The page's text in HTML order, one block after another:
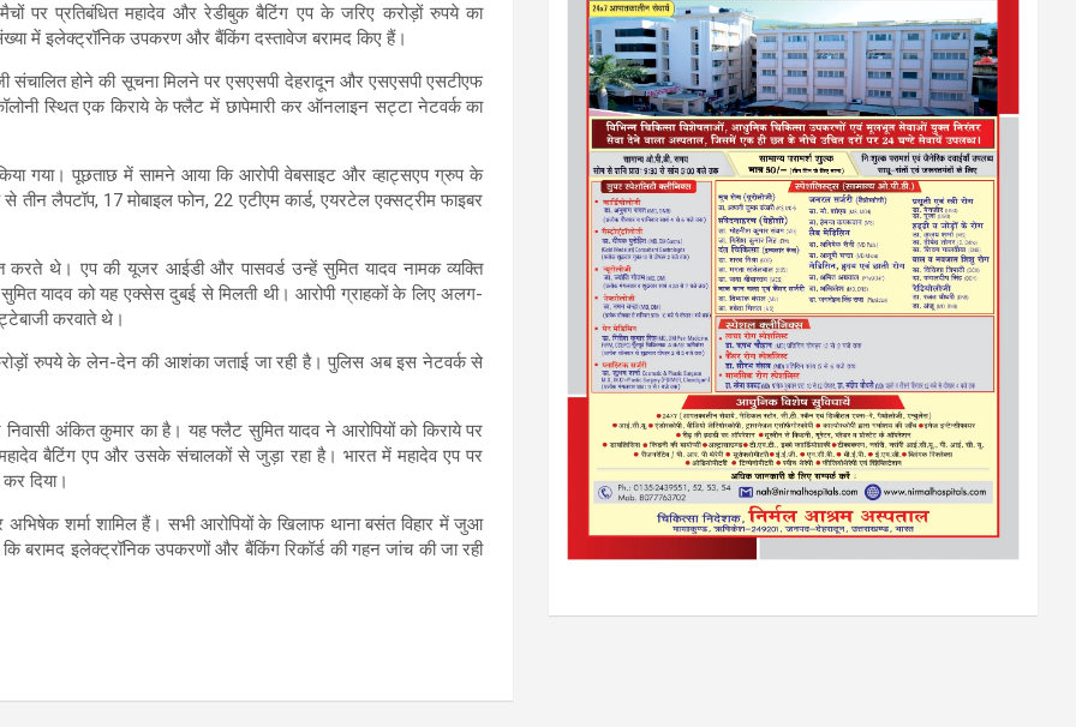
पर प्रतिबंधित महादेव और रेडीबुक बैटिंग एप के जरिए करोड़ों रुपये का
में इलेक्ट्रॉनिक उपकरण और बैंकिंग दस्तावेज बरामद किए हैं।
होने की सूचना मिलने पर एसएसपी देहरादून और एसएसपी एसटीएफ
स्थित एक किराये के फ्लैट में छापेमारी कर ऑनलाइन सट्टा नेटवर्क का
गया। पूछताछ में सामने आया कि आरोपी वेबसाइट और व्हाट्सएप ग्रुप के
लैपटॉप, 17 मोबाइल फोन, 22 एटीएम कार्ड, एयरटेल एक्सट्रीम फाइबर
थे। एप की यूजर आईडी और पासवर्ड उन्हें सुमित यादव नामक व्यक्ति
यादव को यह एक्सेस दुबई से मिलती थी। आरोपी ग्राहकों के लिए अलग-
करवाते थे।
रुपये के लेन-देन की आशंका जताई जा रही है। पुलिस अब इस नेटवर्क से
अंकित कुमार का है। यह फ्लैट सुमित यादव ने आरोपियों को किराये पर
बैटिंग एप और उसके संचालकों से जुड़ा रहा है। भारत में महादेव एप पर
दिया।
अभिषेक शर्मा शामिल हैं। सभी आरोपियों के खिलाफ थाना बसंत विहार में जुआ
बरामद इलेक्ट्रॉनिक उपकरणों और बैंकिंग रिकॉर्ड की गहन जांच की जा रही